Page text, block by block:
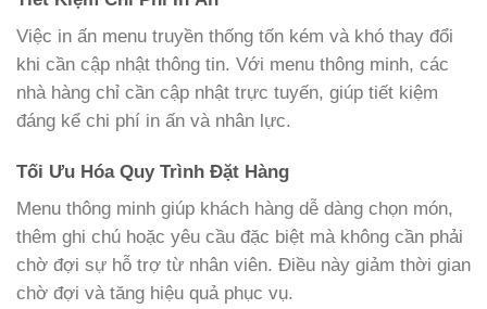
Việc in ấn menu truyền thống tốn kém và khó thay đổi
khi cần cập nhật thông tin. Với menu thông minh, các
nhà hàng chỉ cần cập nhật trực tuyến, giúp tiết kiệm
đáng kể chi phí in ấn và nhân lực.
Tối Ưu Hóa Quy Trình Đặt Hàng
Menu thông minh giúp khách hàng dễ dàng chọn món,
thêm ghi chú hoặc yêu cầu đặc biệt mà không cần phải
chờ đợi sự hỗ trợ từ nhân viên. Điều này giảm thời gian
chờ đợi và tăng hiệu quả phục vụ.